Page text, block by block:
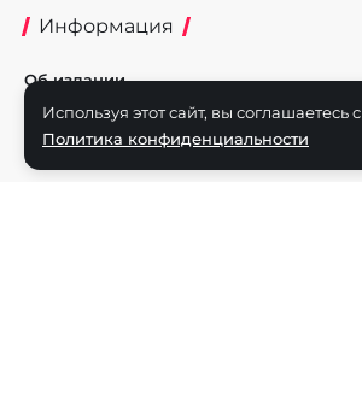
Информация
Об издании
Реклама на портале
Политика конфиденциальности
Используя этот сайт, вы соглашаетесь с
Политика конфиденциальности